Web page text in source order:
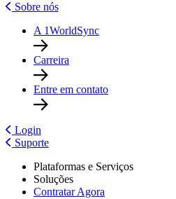
Sobre nós
A 1WorldSync
Carreira
Entre em contato
Login
Suporte
Plataformas e Serviços
Soluções
Contratar Agora